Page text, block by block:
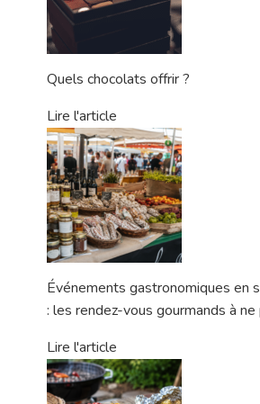
Quels chocolats offrir ?
Lire l'article
Événements gastronomiques en
: les rendez-vous gourmands à
Lire l'article